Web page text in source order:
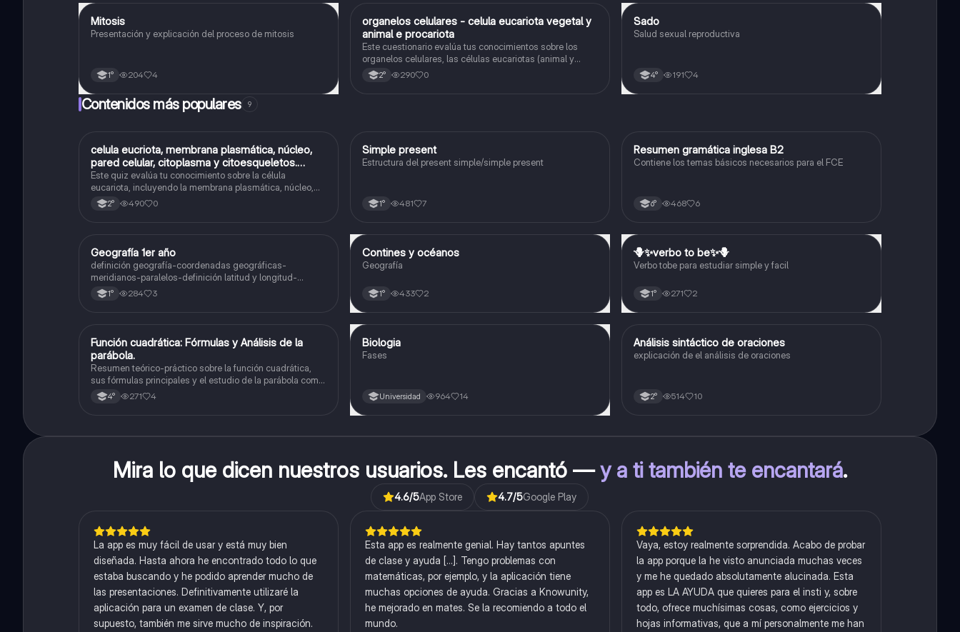
Biología
Mitosis
Presentación y explicación del proceso de mitosis
1° 204 4
OBiología
organelos celulares - celula eucariota vegetal y
animal e procariota
Este cuestionario evalúa tus conocimientos sobre los
organelos celulares, las células eucariotas (animal y
vegetal) y las células procariotas.
2° 290 0
Biología
Sado
Salud sexual reproductiva
4° 191 4
Contenidos más populares 9
CBiología
celula eucriota, membrana plasmática, núcleo,
pared celular, citoplasma y citoesqueletos.
nombre se las partes de la celula eucariota
Este quiz evalúa tu conocimiento sobre la célula
eucariota, incluyendo la membrana plasmática, núcleo,
pared celular, citoplasma y citoesqueleto.
2° 490 0
Inglés
Simple present
Estructura del present simple/simple present
1° 481 7
Inglés
Resumen gramática inglesa B2
Contiene los temas básicos necesarios para el FCE
6° 468 6
Geografía
Geografía 1er año
definición geografía-coordenadas geográficas-
meridianos-paralelos-definición latitud y longitud-
elementos del mapa-definición mapa-localización
relativa y absoluta
1° 284 3
Geografía
Contines y océanos
Geografía
1° 433 2
Inglés
🪻✨️verbo to be✨️🪻
Verbo tobe para estudiar simple y facil
1° 271 2
Matemáticas
Función cuadrática: Fórmulas y Análisis de la
parábola.
Resumen teórico-práctico sobre la función cuadrática,
sus fórmulas principales y el estudio de la parábola como
representación gráfica.Incluye desarrollo de la forma
general, cálculo de raíces, vértice y elementos
4° 271 4
Biología
Biologia
Fases
Universidad 964 14
Lengua
Análisis sintáctico de oraciones
explicación de el análisis de oraciones
2° 514 10
Mira lo que dicen nuestros usuarios. Les encantó —y a ti también te encantará.
4.6/5App Store 4.7/5Google Play
La app es muy fácil de usar y está muy bien
diseñada. Hasta ahora he encontrado todo lo que
estaba buscando y he podido aprender mucho de
las presentaciones. Definitivamente utilizaré la
aplicación para un examen de clase. Y, por
supuesto, también me sirve mucho de inspiración.
Esta app es realmente genial. Hay tantos apuntes
de clase y ayuda [...]. Tengo problemas con
matemáticas, por ejemplo, y la aplicación tiene
muchas opciones de ayuda. Gracias a Knowunity,
he mejorado en mates. Se la recomiendo a todo el
mundo.
Vaya, estoy realmente sorprendida. Acabo de probar
la app porque la he visto anunciada muchas veces
y me he quedado absolutamente alucinada. Esta
app es LA AYUDA que quieres para el insti y, sobre
todo, ofrece muchísimas cosas, como ejercicios y
hojas informativas, que a mí personalmente me han